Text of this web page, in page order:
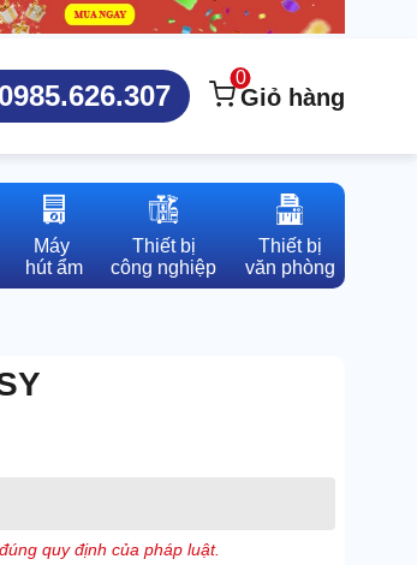
0985.626.307
0
Giỏ hàng
Máy
hút ẩm
Thiết bị
công nghiệp
Thiết bị
văn phòng
quy định của pháp luật.